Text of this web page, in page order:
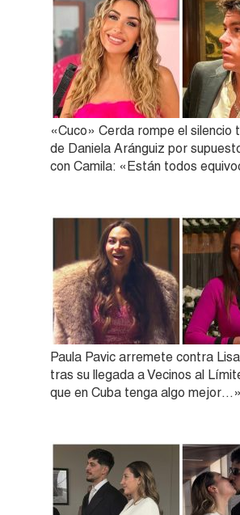
«Cuco» Cerda rompe el silencio
de Daniela Aránguiz por
con Camila: «Están todos
Paula Pavic arremete contra
tras su llegada a Vecinos al
que en Cuba tenga algo mejor…»